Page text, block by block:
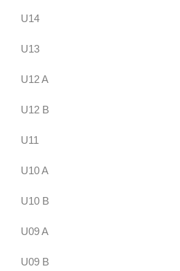
U14
U13
U12 A
U12 B
U11
U10 A
U10 B
U09 A
U09 B